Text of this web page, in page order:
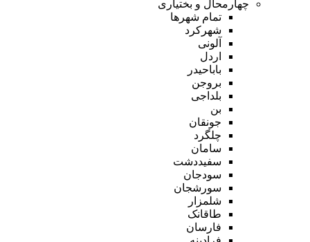
چهارمحال و بختیاری
تمام شهر‌ها
شهرکرد
آلونی
اردل
باباحیدر
بروجن
بلداجی
بن
جونقان
چلگرد
سامان
سفیددشت
سودجان
سورشجان
شلمزار
طاقانک
فارسان